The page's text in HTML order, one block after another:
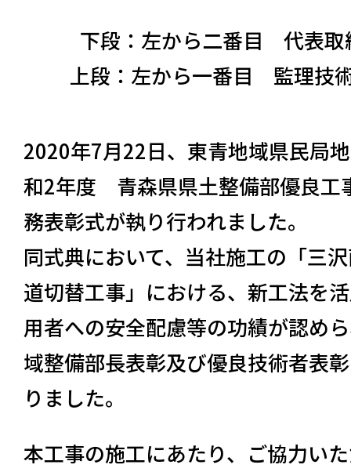
下段：左から二番目 代表
上段：左から一番目 監理
2020年7月22日、東青地域県民局
和2年度 青森県県土整備部優良工
務表彰式が執り行われました。
同式典において、当社施工の「三
道切替工事」における、新工法を
用者への安全配慮等の功績が認め
域整備部長表彰及び優良技術者表
りました。
本工事の施工にあたり、ご協力い